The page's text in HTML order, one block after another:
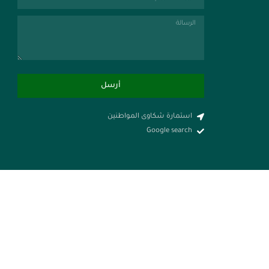
أرسل
استمارة شكاوى المواطنين
Google search